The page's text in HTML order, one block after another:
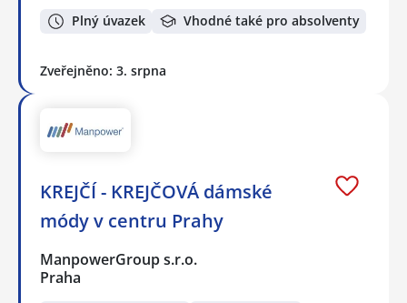
Plný úvazek Vhodné také pro absolventy
Zveřejněno: 3. srpna
KREJČÍ - KREJČOVÁ dámské
módy v centru Prahy
ManpowerGroup s.r.o.
Praha